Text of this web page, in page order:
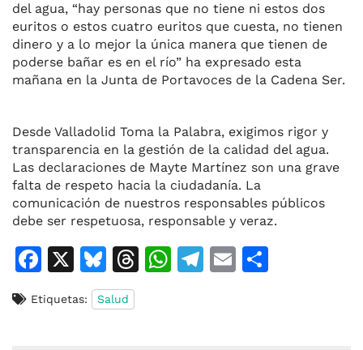
del agua, “hay personas que no tiene ni estos dos
euritos o estos cuatro euritos que cuesta, no tienen
dinero y a lo mejor la única manera que tienen de
poderse bañar es en el río” ha expresado esta
mañana en la Junta de Portavoces de la Cadena Ser.
Desde Valladolid Toma la Palabra, exigimos rigor y
transparencia en la gestión de la calidad del agua.
Las declaraciones de Mayte Martínez son una grave
falta de respeto hacia la ciudadanía. La
comunicación de nuestros responsables públicos
debe ser respetuosa, responsable y veraz.
F
c
X
Bl
u
e
T
W T
E
Etiquetas: Salud